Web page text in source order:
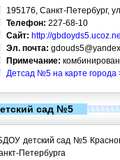
195176, Санкт-Петербург,
Телефон: 227-68-10
Сайт: http://
Эл. почта:
Примечание:
Детсад №5 на карте города
сад №5
детский сад №5
Петербурга